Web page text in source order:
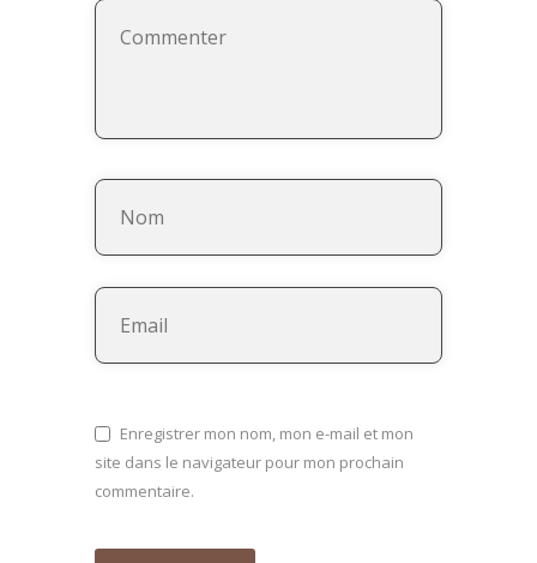
Enregistrer mon nom, mon e-mail et mon
site dans le navigateur pour mon prochain
commentaire.